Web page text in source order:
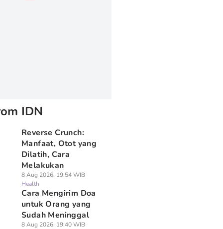
IDN
Reverse Crunch:
Manfaat, Otot yang
Dilatih, Cara
Melakukan
8 Aug 2026, 19:54 WIB
Health
Cara Mengirim Doa
untuk Orang yang
Sudah Meninggal
8 Aug 2026, 19:40 WIB